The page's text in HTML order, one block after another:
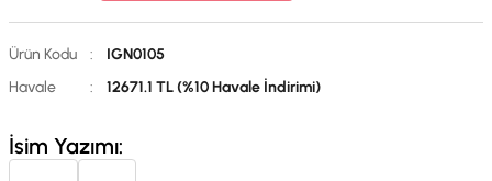
Ürün Kodu :
IGN0105
Havale
: 12671.1 TL (%10 Havale İndirimi)
İsim Yazımı: